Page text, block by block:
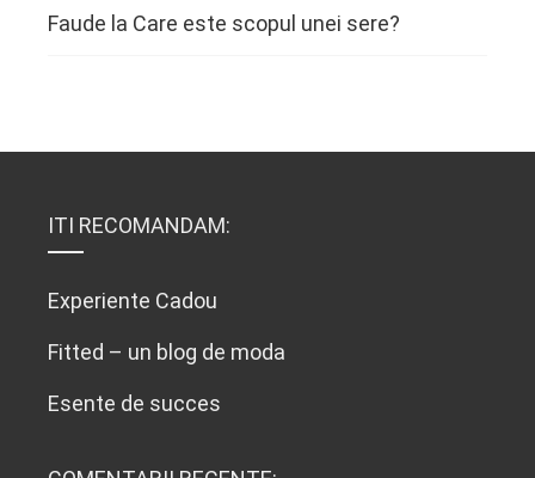
Faude la Care este scopul unei sere?
ITI RECOMANDAM:
Experiente Cadou
Fitted – un blog de moda
Esente de succes